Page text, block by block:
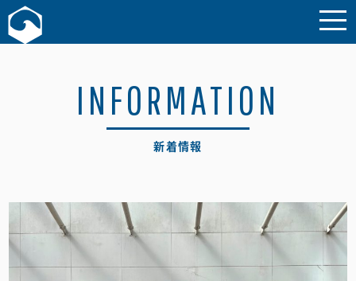
お問い合わせ
INFORMATION
新着情報